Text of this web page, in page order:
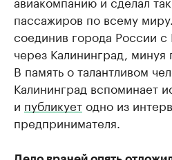
пассажиров по всему
соединив города России
через Калининград, минуя
В память о талантливом
Калининград вспоминает
и публикуетодно из
предпринимателя.